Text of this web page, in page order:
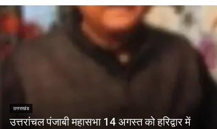
उत्तराखंड
उत्तरांचल पंजाबी महासभा 14 अगस्त को हरिद्वार में